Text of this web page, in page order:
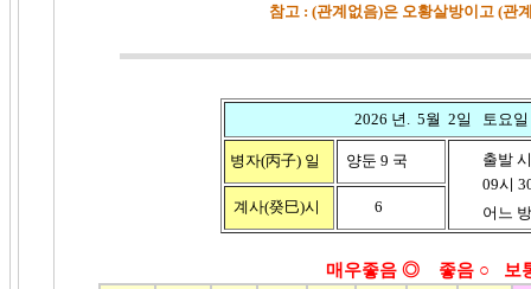
참고 : (관계없음)은 오황살방이고 (관
2026 년. 5월 2일 토요일
병자(丙子) 일 양둔 9 국
출발 시
09시 30
어느 방
계사(癸巳)시 6
매우좋음 ◎ 좋음 ○ 보